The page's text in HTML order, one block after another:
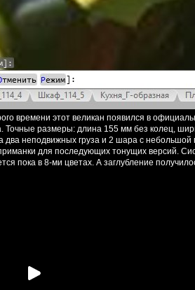
времени этот великан появился в
Точные размеры: длина 155 мм без колец,
два неподвижных груза и 2 шара с
для последующих тонущих версий.
пока в 8-ми цветах. А заглубление